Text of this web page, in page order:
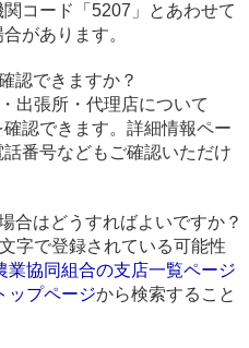
コード「5207」とあわせて
があります。
認できますか？
出張所・代理店について
認できます。詳細情報ペー
番号などもご確認いただけ
合はどうすればよいですか？
字で登録されている可能性
業協同組合の支店一覧ページ
ップページから検索すること